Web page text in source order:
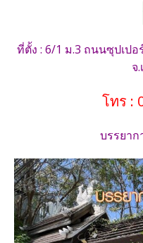
ที่ตั้ง : 6/1 ม.3 ถนนซุปเปอ
จ
โทร :
บรรยา